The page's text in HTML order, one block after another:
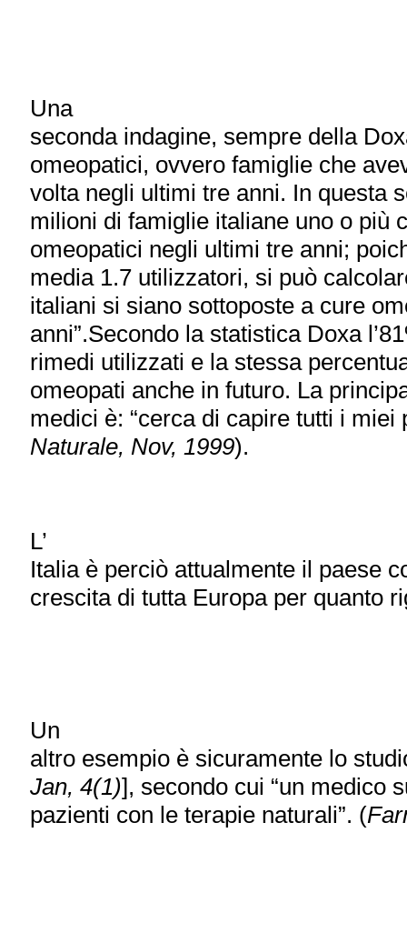
Una
seconda indagine, sempre della
omeopatici, ovvero famiglie che
volta negli ultimi tre anni. In questa
milioni di famiglie italiane uno o più
omeopatici negli ultimi tre anni;
media 1.7 utilizzatori, si può
italiani si siano sottoposte a cure
anni”.Secondo la statistica Doxa
rimedi utilizzati e la stessa
omeopati anche in futuro. La
medici è: “cerca di capire tutti i
Naturale, Nov, 1999).
L’
Italia è perciò attualmente il paese
crescita di tutta Europa per quanto
Un
altro esempio è sicuramente lo
Jan, 4(1)], secondo cui “un medico
pazienti con le terapie naturali”. (